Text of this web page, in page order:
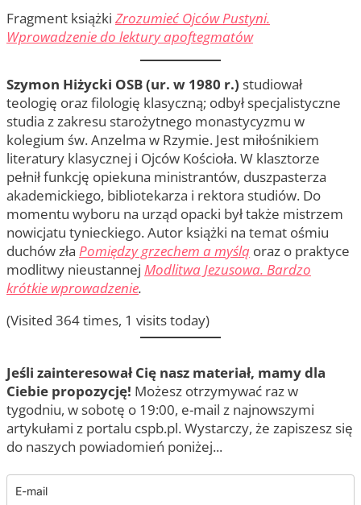
Fragment książki Zrozumieć Ojców Pustyni.
Wprowadzenie do lektury apoftegmatów
Szymon Hiżycki OSB (ur. w 1980 r.) studiował
teologię oraz filologię klasyczną; odbył specjalistyczne
studia z zakresu starożytnego monastycyzmu w
kolegium św. Anzelma w Rzymie. Jest miłośnikiem
literatury klasycznej i Ojców Kościoła. W klasztorze
pełnił funkcję opiekuna ministrantów, duszpasterza
akademickiego, bibliotekarza i rektora studiów. Do
momentu wyboru na urząd opacki był także mistrzem
nowicjatu tynieckiego. Autor książki na temat ośmiu
duchów zła Pomiędzy grzechem a myślą oraz o praktyce
modlitwy nieustannej Modlitwa Jezusowa. Bardzo
krótkie wprowadzenie.
(Visited 364 times, 1 visits today)
Jeśli zainteresował Cię nasz materiał, mamy dla
Ciebie propozycję! Możesz otrzymywać raz w
tygodniu, w sobotę o 19:00, e-mail z najnowszymi
artykułami z portalu cspb.pl. Wystarczy, że zapiszesz się
do naszych powiadomień poniżej...